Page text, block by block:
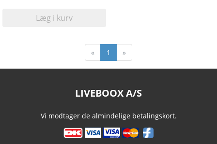
Læg i kurv
« 1 »
LIVEBOOX A/S
Vi modtager de almindelige betalingskort.